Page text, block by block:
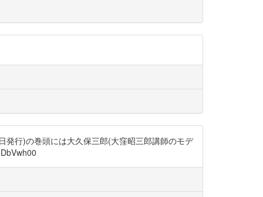
行)の巻頭には大久保三郎(大窪昭三郎講師のモデ